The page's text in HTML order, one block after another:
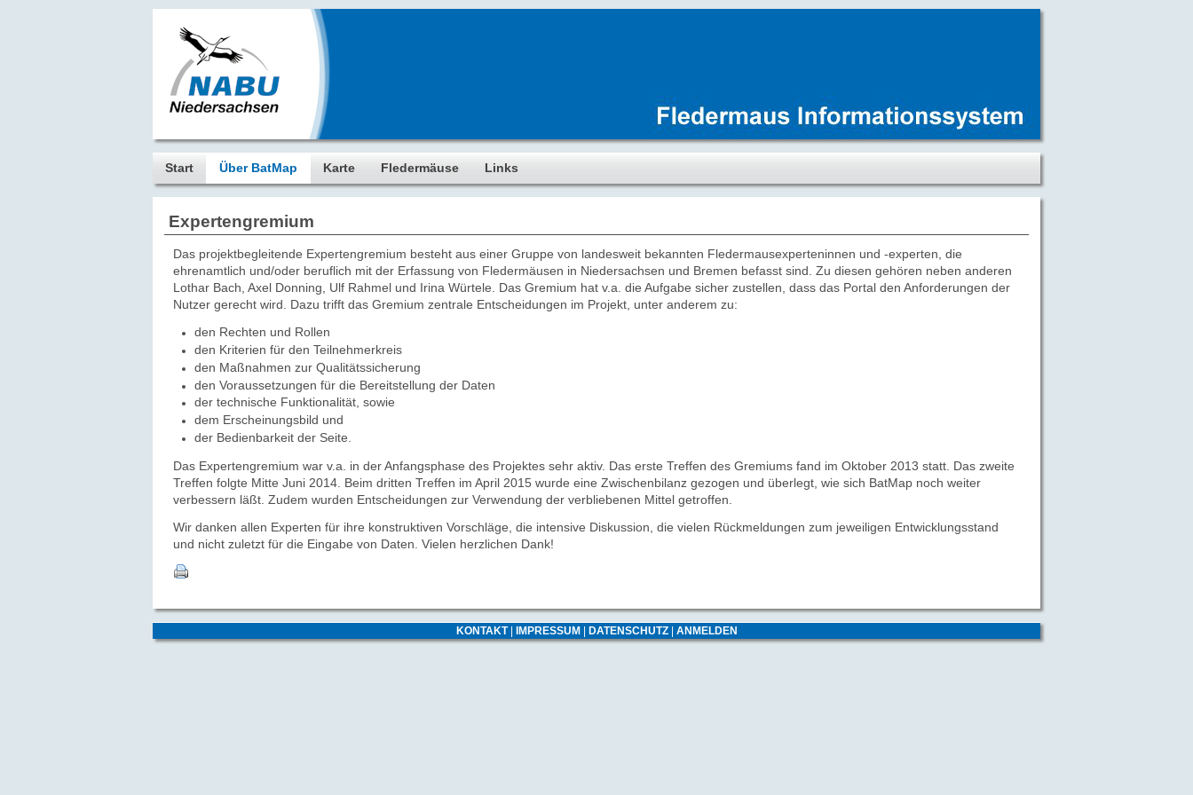
Start Über BatMap Karte Fledermäuse Links
Expertengremium
Das projektbegleitende Expertengremium besteht aus einer Gruppe von landesweit bekannten Fledermausexperteninnen und -experten, die
ehrenamtlich und/oder beruflich mit der Erfassung von Fledermäusen in Niedersachsen und Bremen befasst sind. Zu diesen gehören neben anderen
Lothar Bach, Axel Donning, Ulf Rahmel und Irina Würtele. Das Gremium hat v.a. die Aufgabe sicher zustellen, dass das Portal den Anforderungen der
Nutzer gerecht wird. Dazu trifft das Gremium zentrale Entscheidungen im Projekt, unter anderem zu:
den Rechten und Rollen
den Kriterien für den Teilnehmerkreis
den Maßnahmen zur Qualitätssicherung
den Voraussetzungen für die Bereitstellung der Daten
der technische Funktionalität, sowie
dem Erscheinungsbild und
der Bedienbarkeit der Seite.
Das Expertengremium war v.a. in der Anfangsphase des Projektes sehr aktiv. Das erste Treffen des Gremiums fand im Oktober 2013 statt. Das zweite
Treffen folgte Mitte Juni 2014. Beim dritten Treffen im April 2015 wurde eine Zwischenbilanz gezogen und überlegt, wie sich BatMap noch weiter
verbessern läßt. Zudem wurden Entscheidungen zur Verwendung der verbliebenen Mittel getroffen.
Wir danken allen Experten für ihre konstruktiven Vorschläge, die intensive Diskussion, die vielen Rückmeldungen zum jeweiligen Entwicklungsstand
und nicht zuletzt für die Eingabe von Daten. Vielen herzlichen Dank!
KONTAKT| IMPRESSUM DATENSCHUTZ| ANMELDEN